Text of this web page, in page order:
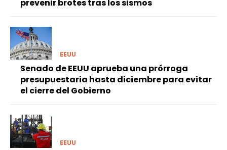
prevenir brotes tras los sismos
EEUU
Senado de EEUU aprueba una prórroga
presupuestaria hasta diciembre para evitar
el cierre del Gobierno
EEUU